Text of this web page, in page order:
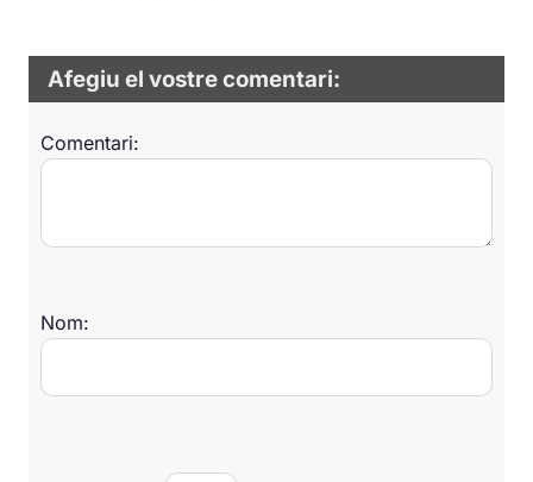
Afegiu el vostre comentari:
Comentari:
Nom: